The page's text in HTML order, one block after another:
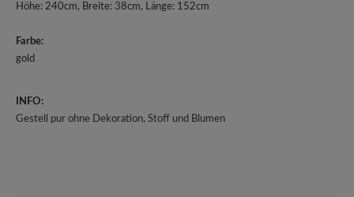
Höhe: 240cm, Breite: 38cm, Länge: 152cm
Farbe:
gold
INFO:
Gestell pur ohne Dekoration, Stoff und Blumen